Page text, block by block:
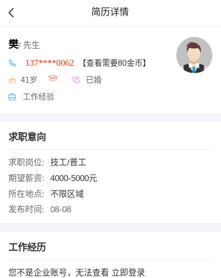
简历详情
樊/ 先生
137****0062 【查看需要80金币】
41岁 已婚
工作经验
求职意向
求职岗位:
技工/普工
期望薪资:
4000-5000元
所在地点:
不限区域
发布时间:
08-08
工作经历
您不是企业账号，无法查看 立即登录